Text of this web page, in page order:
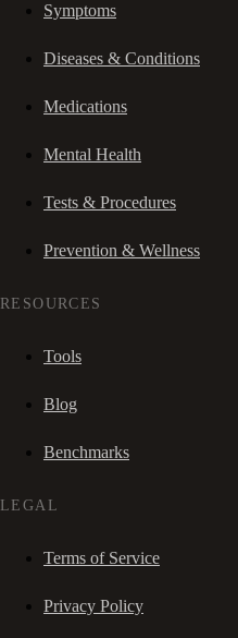
Symptoms
Diseases & Conditions
Medications
Mental Health
Tests & Procedures
Prevention & Wellness
RESOURCES
Tools
Blog
Benchmarks
LEGAL
Terms of Service
Privacy Policy